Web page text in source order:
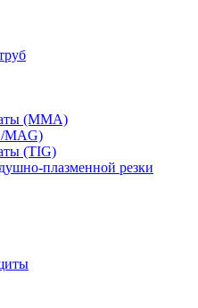
(ММА)
MAG)
(TIG)
плазменной резки